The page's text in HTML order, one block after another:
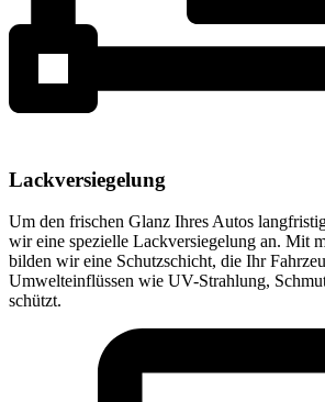
Lackversiegelung
Um den frischen Glanz Ihres Autos
wir eine spezielle Lackversiegelung an. Mit
bilden wir eine Schutzschicht, die Ihr
Umwelteinflüssen wie UV-Strahlung,
schützt.